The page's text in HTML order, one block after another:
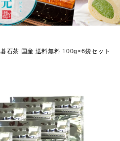
碁石茶 国産 送料無料 100g×6袋セット